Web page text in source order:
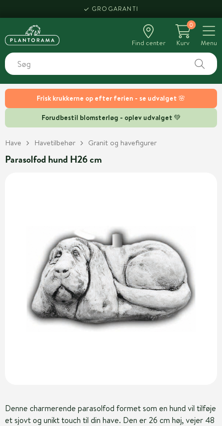
Frisk krukkerne op efter ferien - se udvalget 🌸
Forudbestil blomsterløg - oplev udvalget 💚
GROGARANTI
Find center
0
Kurv
Menu
Have Havetilbehør Granit og havefigurer
Parasolfod hund H26 cm
Denne charmerende parasolfod formet som en hund vil tilføje
et sjovt og unikt touch til din have. Den er 26 cm høj, vejer 48